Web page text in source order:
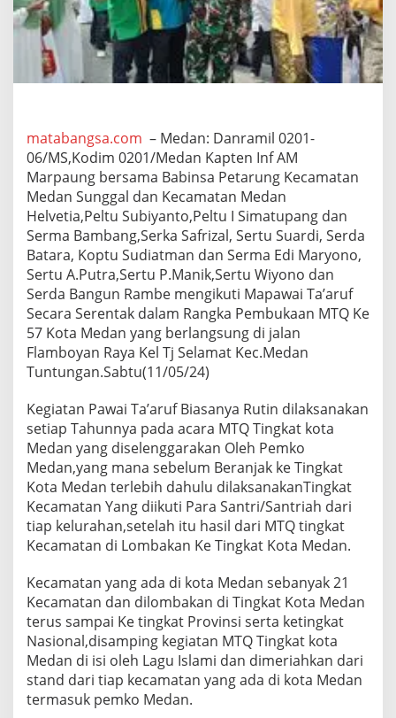
e
r
a
m
a
b
i
n
s
a
P
e
t
a
r
u
n
g
I
k
u
S
u
k
s
e
s
k
n
M
Q
K
e
-
5
7
M
e
l
matabangsa.com – Medan: Danramil 0201-
06/MS,Kodim 0201/Medan Kapten Inf AM
Marpaung bersama Babinsa Petarung Kecamatan
Medan Sunggal dan Kecamatan Medan
Helvetia,Peltu Subiyanto,Peltu I Simatupang dan
Serma Bambang,Serka Safrizal, Sertu Suardi, Serda
Batara, Koptu Sudiatman dan Serma Edi Maryono,
Sertu A.Putra,Sertu P.Manik,Sertu Wiyono dan
Serda Bangun Rambe mengikuti Mapawai Ta’aruf
Secara Serentak dalam Rangka Pembukaan MTQ Ke
57 Kota Medan yang berlangsung di jalan
Flamboyan Raya Kel Tj Selamat Kec.Medan
Tuntungan.Sabtu(11/05/24)
Kegiatan Pawai Ta’aruf Biasanya Rutin dilaksanakan
setiap Tahunnya pada acara MTQ Tingkat kota
Medan yang diselenggarakan Oleh Pemko
Medan,yang mana sebelum Beranjak ke Tingkat
Kota Medan terlebih dahulu dilaksanakanTingkat
Kecamatan Yang diikuti Para Santri/Santriah dari
tiap kelurahan,setelah itu hasil dari MTQ tingkat
Kecamatan di Lombakan Ke Tingkat Kota Medan.
Kecamatan yang ada di kota Medan sebanyak 21
Kecamatan dan dilombakan di Tingkat Kota Medan
terus sampai Ke tingkat Provinsi serta ketingkat
Nasional,disamping kegiatan MTQ Tingkat kota
Medan di isi oleh Lagu Islami dan dimeriahkan dari
stand dari tiap kecamatan yang ada di kota Medan
termasuk pemko Medan.